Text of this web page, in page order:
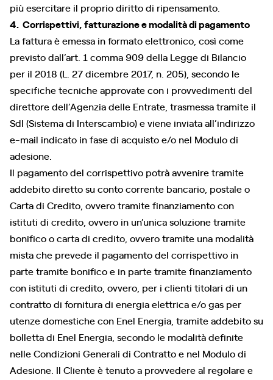
più esercitare il proprio diritto di ripensamento.
4. Corrispettivi, fatturazione e modalità di pagamento
La fattura è emessa in formato elettronico, così come
previsto dall’art. 1 comma 909 della Legge di Bilancio
per il 2018 (L. 27 dicembre 2017, n. 205), secondo le
specifiche tecniche approvate con i provvedimenti del
direttore dell’Agenzia delle Entrate, trasmessa tramite il
SdI (Sistema di Interscambio) e viene inviata all’indirizzo
e-mail indicato in fase di acquisto e/o nel Modulo di
adesione.
Il pagamento del corrispettivo potrà avvenire tramite
addebito diretto su conto corrente bancario, postale o
Carta di Credito, ovvero tramite finanziamento con
istituti di credito, ovvero in un’unica soluzione tramite
bonifico o carta di credito, ovvero tramite una modalità
mista che prevede il pagamento del corrispettivo in
parte tramite bonifico e in parte tramite finanziamento
con istituti di credito, ovvero, per i clienti titolari di un
contratto di fornitura di energia elettrica e/o gas per
utenze domestiche con Enel Energia, tramite addebito su
bolletta di Enel Energia, secondo le modalità definite
nelle Condizioni Generali di Contratto e nel Modulo di
Adesione. Il Cliente è tenuto a provvedere al regolare e